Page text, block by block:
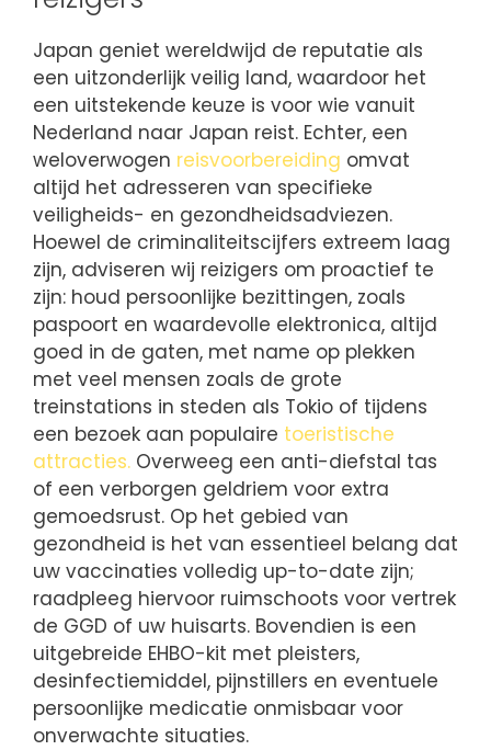
Japan geniet wereldwijd de reputatie als
een uitzonderlijk veilig land, waardoor het
een uitstekende keuze is voor wie vanuit
Nederland naar Japan reist. Echter, een
weloverwogen reisvoorbereiding omvat
altijd het adresseren van specifieke
veiligheids- en gezondheidsadviezen.
Hoewel de criminaliteitscijfers extreem laag
zijn, adviseren wij reizigers om proactief te
zijn: houd persoonlijke bezittingen, zoals
paspoort en waardevolle elektronica, altijd
goed in de gaten, met name op plekken
met veel mensen zoals de grote
treinstations in steden als Tokio of tijdens
een bezoek aan populaire toeristische
attracties. Overweeg een anti-diefstal tas
of een verborgen geldriem voor extra
gemoedsrust. Op het gebied van
gezondheid is het van essentieel belang dat
uw vaccinaties volledig up-to-date zijn;
raadpleeg hiervoor ruimschoots voor vertrek
de GGD of uw huisarts. Bovendien is een
uitgebreide EHBO-kit met pleisters,
desinfectiemiddel, pijnstillers en eventuele
persoonlijke medicatie onmisbaar voor
onverwachte situaties.